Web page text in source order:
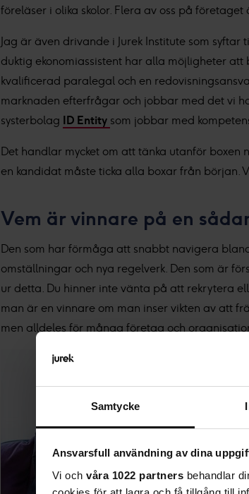
Samtycke
Ansvarsfull användning av dina
Vi och våra 1022 partners behandlar
föreläser i olika skolor. Flera av oss på företaget
Jag är även drivande i Jurek Institute som
duktig ekonomiassistent har alla möjligheter att
kvalificerad paralegal och en
marknaden efterfrågar och jobbar med det vi
systerbolag ID Entity som jobbar med
Det handlar mycket om att tänka utanför boxen
en kandidat måste ticka alla boxar från början.
Vem är vinnare på en
Den som har förmåga att snabbt navigera
omställningar och nya regelverk. Den som är
ur detta. Du hinner inte vänta på att rekrytera
man är en vinnare om man inser vikten av att
men alldeles för många företag och